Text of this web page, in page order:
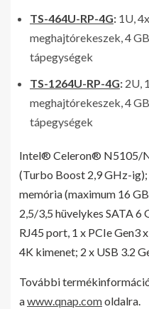
TS-464U-RP-4G: 1U,
meghajtórekeszek, 4
tápegységek
TS-1264U-RP-4G: 2U,
meghajtórekeszek, 4
tápegységek
Intel® Celeron® N5105/
(Turbo Boost 2,9 GHz-
memória (maximum 16
2,5/3,5 hüvelykes SATA 6
RJ45 port, 1 x PCIe Gen3
4K kimenet; 2 x USB 3.2
További
awww.qnap.comoldalra.